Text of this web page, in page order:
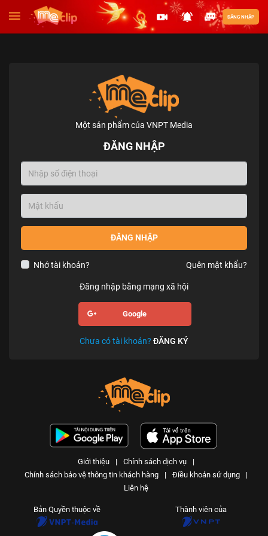
ĐĂNG NHẬP
Một sản phẩm của VNPT Media
ĐĂNG NHẬP
ĐĂNG NHẬP
Nhớ tài khoản? Quên mật khẩu?
Đăng nhập bằng mạng xã hội
Google
Chưa có tài khoản? ĐĂNG KÝ
Giới thiệu | Chính sách dịch vụ
|
Chính sách bảo vệ thông tin khách hàng
| Điều khoản sử dụng
|
Liên hệ
Bản Quyền thuộc về Thành viên của